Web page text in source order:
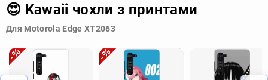
😍 Kawaii чохли з принтами
Для Motorola Edge XT2063